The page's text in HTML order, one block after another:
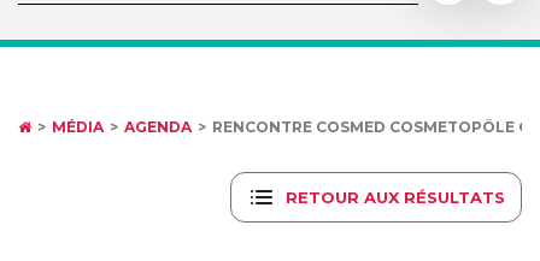
MÉDIA AGENDA RENCONTRE COSMED COSMETOPÔLE
RETOUR AUX RÉSULTATS